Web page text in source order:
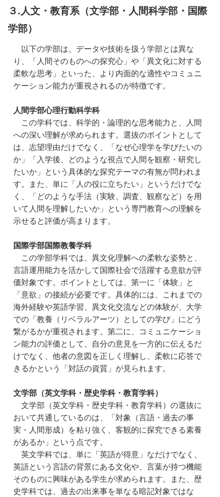
３.人文・教育系（文学部・人間科学部・国際
学部）
以下の学部は、データや技術を扱う学部とは異な
り、「人間そのものへの探究心」や「異文化に対する
柔軟な思考」といった、より内面的な適性やコミュニ
ケーション能力が重視されるのが特徴です。
人間学部心理行動科学科
この学科では、科学的・論理的な思考能力と、人間
への深い理解が求められます。選抜のポイントとして
は、志望理由だけでなく、「なぜ心理学を学びたいの
か」「入学後、どのような視点で人間を観察・研究し
たいか」という具体的な探究テーマの有無が問われま
す。また、単に「人の役に立ちたい」というだけでな
く、「どのような手法（実験、調査、観察など）を用
いて人間を理解したいか」という専門教育への理解を
示せると評価が高まります。
国際学部国際教養学科
この学部学科では、異文化理解への柔軟な姿勢と、
言語運用能力を活かして国際社会で活躍する意欲が評
価対象です。ポイントとしては、第一に「体験」と
「意欲」の接続が必要です。具体的には、これまでの
海外経験や英語学習、異文化交流などの体験が、大学
での「教養（リベラルアーツ）としての学び」にどう
繋がるかが重視されます。第二に、コミュニケーショ
ン能力の評価として、自分の意見を一方的に伝えるだ
けでなく、他者の意図を正しく理解し、柔軟に応答で
きるかという「対話の資質」が見られます。
文学部（英文学科・歴史学科・教育学科）
文学部（英文学科・歴史学科・教育学科）の選抜に
おいて共通しているのは、「対象（言語・過去の事
実・人間形成）を粘り強く、客観的に探究できる素養
があるか」という点です。
英文学科では、単に「英語が得意」なだけでなく、
英語という言語の背景にある文化や、言葉が持つ機能
そのものに興味がある学生が求められます。また、歴
史学科では、過去の出来事を単なる暗記対象ではな